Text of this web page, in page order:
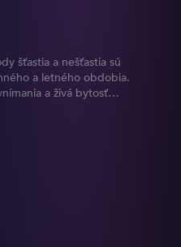
šťastia a nešťastia sú
a letného obdobia.
a živá bytosť
vedy.online/sk/bg/2/14/